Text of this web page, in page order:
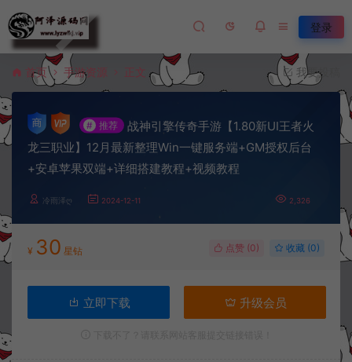
登录
首页 手游资源 正文 我要投稿
# 推荐
战神引擎传奇手游【1.80新UI王者火
龙三职业】12月最新整理Win一键服务端+GM授权后台
+安卓苹果双端+详细搭建教程+视频教程
冷雨泽ღ 2024-12-11 2,326
¥ 30 星钻 点赞 (0) 收藏 (0)
立即下载 升级会员